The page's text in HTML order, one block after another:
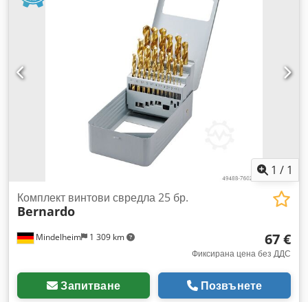
1 / 1
Mindelheim 1 309 km
Комплект винтови свредла 25 бр.
Bernardo
67 €
Фиксирана цена без ДДС
Запитване Позвънете